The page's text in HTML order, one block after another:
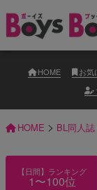
HOME お気
HOME > BL同人
【日間】ランキング
1〜100位